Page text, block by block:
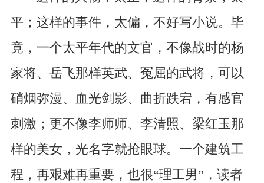
平；这样的事件，太偏，不好写小说。毕
竟，一个太平年代的文官，不像战时的杨
家将、岳飞那样英武、冤屈的武将，可以
硝烟弥漫、血光剑影、曲折跌宕，有感官
刺激；更不像李师师、李清照、梁红玉那
样的美女，光名字就抢眼球。一个建筑工
程，再艰难再重要，也很“理工男”，读者